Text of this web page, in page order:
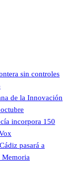
sin controles
de la Innovación
incorpora 150
pasará a
Memoria